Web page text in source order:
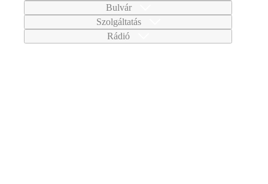
Bulvár
Szolgáltatás
Rádió